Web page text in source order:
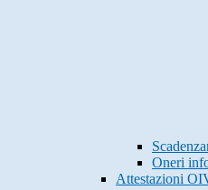
Oneri
Attestazioni